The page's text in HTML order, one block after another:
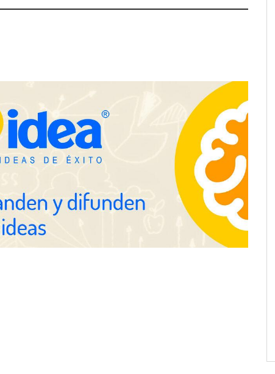
Schaeffler mejora su rentabilidad
en el primer semestre de 2026
Servimudanzas supera las 3.000
reseñas con 4,8 estrellas en
mudanzas en Barcelona